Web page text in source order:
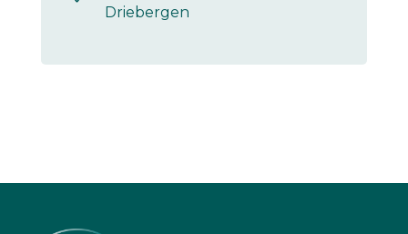
Driebergen